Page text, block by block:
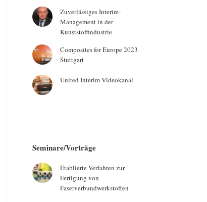
Zuverlässiges Interim-
Management in der
Kunststoffindustrie
Composites for Europe 2023
Stuttgart
United Interim Videokanal
Seminare/Vorträge
Etablierte Verfahren zur
Fertigung von
Faserverbundwerkstoffen